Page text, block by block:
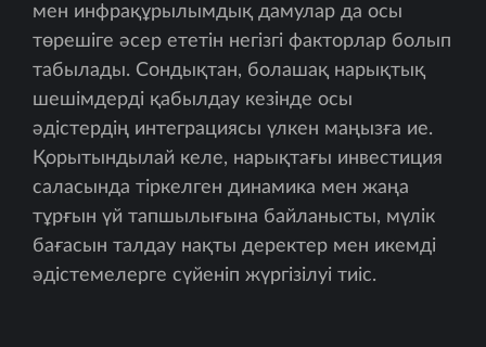
мен инфрақұрылымдық дамулар да осы
төрешіге әсер ететін негізгі факторлар болып
табылады. Сондықтан, болашақ нарықтық
шешімдерді қабылдау кезінде осы
әдістердің интеграциясы үлкен маңызға ие.
Қорытындылай келе, нарықтағы инвестиция
саласында тіркелген динамика мен жаңа
тұрғын үй тапшылығына байланысты, мүлік
бағасын талдау нақты деректер мен икемді
әдістемелерге сүйеніп жүргізілуі тиіс.